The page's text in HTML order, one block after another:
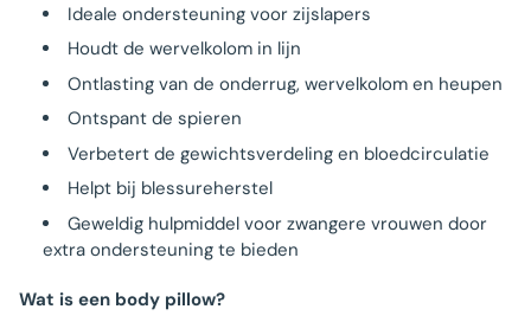
Ideale ondersteuning voor zijslapers
Houdt de wervelkolom in lijn
Ontlasting van de onderrug, wervelkolom en heupen
Ontspant de spieren
Verbetert de gewichtsverdeling en bloedcirculatie
Helpt bij blessureherstel
Geweldig hulpmiddel voor zwangere vrouwen door
extra ondersteuning te bieden
Wat is een body pillow?